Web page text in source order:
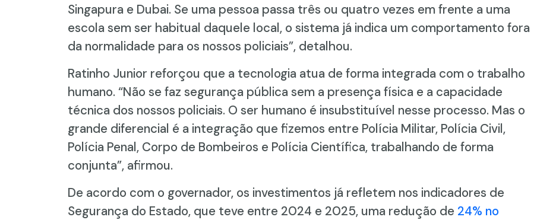
Singapura e Dubai. Se uma pessoa passa três ou quatro vezes em frente a uma
escola sem ser habitual daquele local, o sistema já indica um comportamento fora
da normalidade para os nossos policiais”, detalhou.
Ratinho Junior reforçou que a tecnologia atua de forma integrada com o trabalho
humano. “Não se faz segurança pública sem a presença física e a capacidade
técnica dos nossos policiais. O ser humano é insubstituível nesse processo. Mas o
grande diferencial é a integração que fizemos entre Polícia Militar, Polícia Civil,
Polícia Penal, Corpo de Bombeiros e Polícia Científica, trabalhando de forma
conjunta”, afirmou.
De acordo com o governador, os investimentos já refletem nos indicadores de
Segurança do Estado, que teve entre 2024 e 2025, uma redução de 24% no